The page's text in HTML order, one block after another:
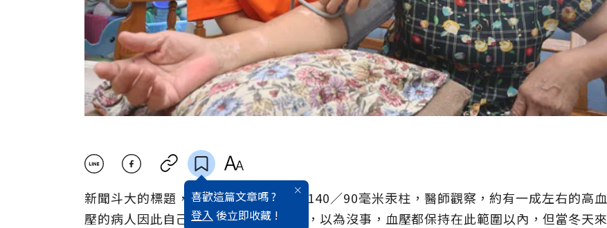
喜歡這篇文章嗎 ?
登入 後立即收藏 !
新聞斗大的標題，高血壓的定義放寬為140／90毫米汞柱，醫師觀察，約有一成左右的高血
壓的病人因此自己當起醫師，自行停藥，以為沒事，血壓都保持在此範圍以內，但當冬天來